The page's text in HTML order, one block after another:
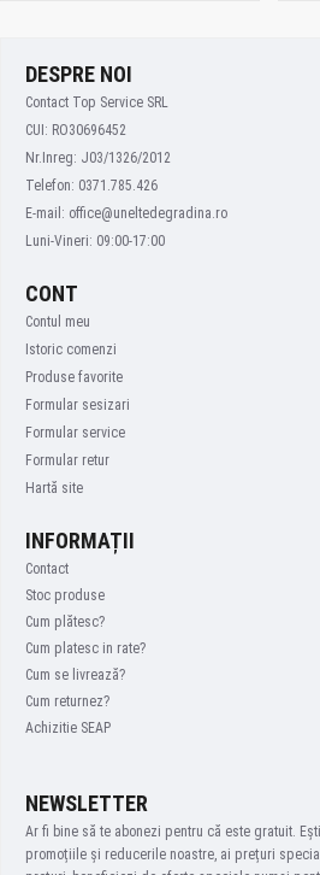
DESPRE NOI
Contact Top Service SRL
CUI: RO30696452
Nr.Inreg: J03/1326/2012
Telefon: 0371.785.426
E-mail: office@uneltedegradina.ro
Luni-Vineri: 09:00-17:00
CONT
Contul meu
Istoric comenzi
Produse favorite
Formular sesizari
Formular service
Formular retur
Hartă site
INFORMAȚII
Contact
Stoc produse
Cum plătesc?
Cum platesc in rate?
Cum se livrează?
Cum returnez?
Achizitie SEAP
NEWSLETTER
Ar fi bine să te abonezi pentru că este gratuit.
promoțiile și reducerile noastre, ai prețuri